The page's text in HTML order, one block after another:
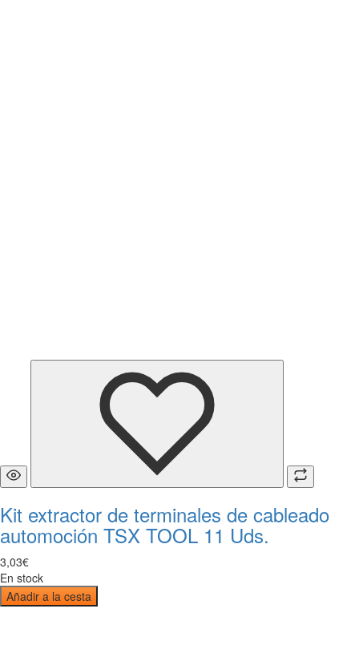
Kit extractor de terminales de cableado
automoción TSX TOOL 11 Uds.
3,03€
En stock
Añadir a la cesta